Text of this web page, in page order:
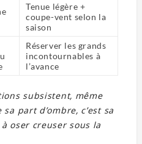
Tenue légère +
coupe-vent selon la
saison
Réserver les grands
incontournables à
l’avance
subsistent, même
part d’ombre, c’est sa
oser creuser sous la